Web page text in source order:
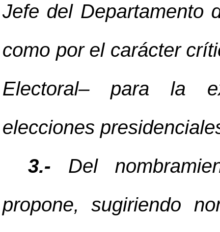
Jefe del Departamento
como por el carácter
Electoral–para la
elecciones
3.- Del
propone, sugiriendo